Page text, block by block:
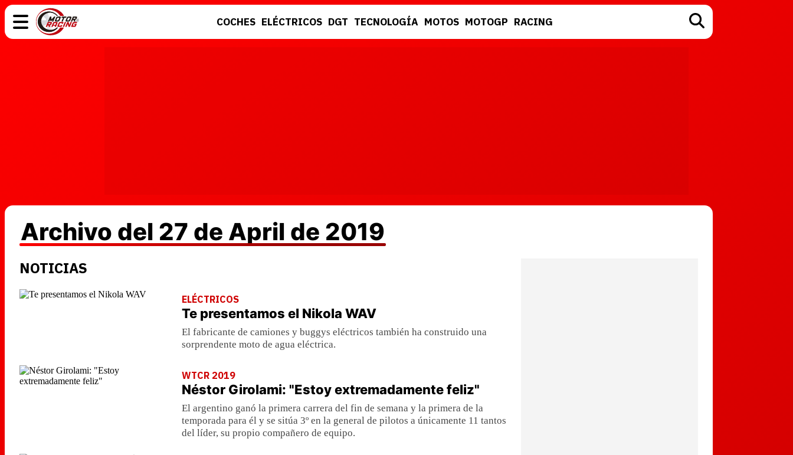
COCHES ELÉCTRICOS DGT TECNOLOGÍA MOTOS MOTOGP RACING
Archivo del 27 de April de 2019
NOTICIAS
ELÉCTRICOS
Te presentamos el Nikola WAV
El fabricante de camiones y buggys eléctricos también ha construido una
sorprendente moto de agua eléctrica.
WTCR 2019
Néstor Girolami: "Estoy extremadamente feliz"
El argentino ganó la primera carrera del fin de semana y la primera de la
temporada para él y se sitúa 3º en la general de pilotos a únicamente 11 tantos
del líder, su propio compañero de equipo.